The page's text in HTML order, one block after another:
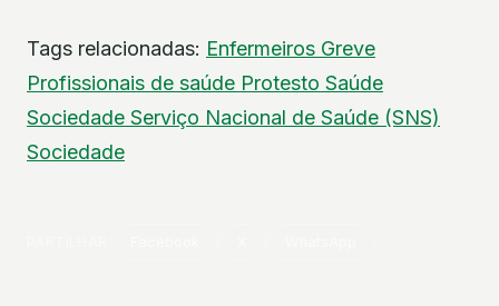
Tags relacionadas: Enfermeiros Greve
Profissionais de saúde Protesto Saúde
Sociedade Serviço Nacional de Saúde (SNS)
Sociedade